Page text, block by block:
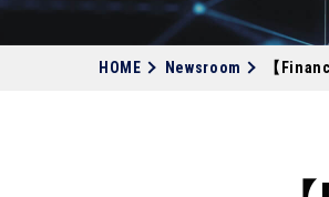
HOME Newsroom 【